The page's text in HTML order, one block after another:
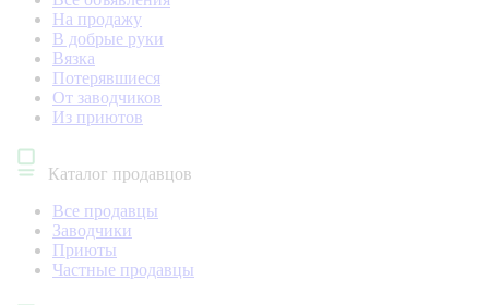
На продажу
В добрые руки
Вязка
Потерявшиеся
От заводчиков
Из приютов
Каталог продавцов
Все продавцы
Заводчики
Приюты
Частные продавцы